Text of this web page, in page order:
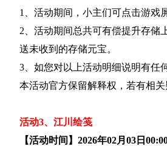
1、活动期间，小主们可点击游戏
2、活动期间总共可有偿提升存储
送未收到的存储元宝。
3、如您对以上活动明细说明有任
本活动官方保留解释权，若有相
活动3、江川绘笺
【活动时间】2026年02月03日